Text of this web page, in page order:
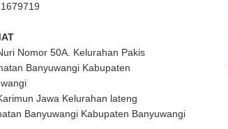
Nomor 50A. Kelurahan Pakis
Banyuwangi Kabupaten
Jawa Kelurahan lateng
Banyuwangi Kabupaten Banyuwangi